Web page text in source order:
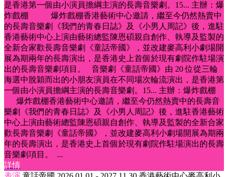
是香港第一個由小演員擔綱主演的長壽音樂劇。15... 主辦：爆
炸戲棚 爆炸戲棚香港藝術中心邀請，繼至今仍然熱賣中
的長壽音樂劇《我們的青春日誌》及《小男人周記》後，進駐
香港藝術中心上演由藝術總監陳恩碩親自創作、執導及監製的
全新合家歡長壽音樂劇《童話帝國》，並改建麥高利小劇場開
展為期兩年的長壽演出，是香港史上首個於現有劇院作駐場演
出的長壽音樂劇項目。 音樂劇《童話帝國》由 20 位從三輪
海選中脫穎而出的小朋友演員在不同場次輪流演出，是香港第
一個由小演員擔綱主演的長壽音樂劇。15... 主辦：爆炸戲棚
爆炸戲棚香港藝術中心邀請，繼至今仍然熱賣中的長壽音
樂劇《我們的青春日誌》及《小男人周記》後，進駐香港藝術
中心上演由藝術總監陳恩碩親自創作、執導及監製的全新合家
歡長壽音樂劇《童話帝國》，並改建麥高利小劇場開展為期兩
年的長壽演出，是香港史上首個於現有劇院作駐場演出的長壽
音樂劇項目。 ...
詳情